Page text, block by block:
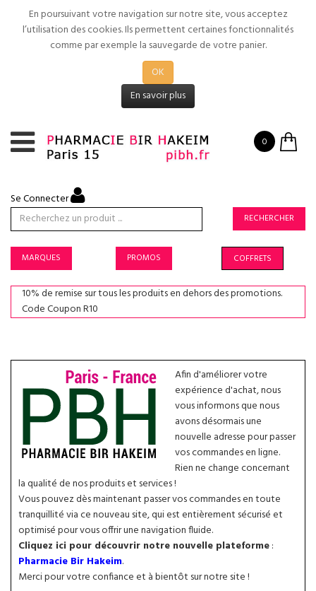
En poursuivant votre navigation sur notre site, vous acceptez
l’utilisation des cookies. Ils permettent certaines fonctionnalités
comme par exemple la sauvegarde de votre panier.
OK
En savoir plus
0
Se Connecter
RECHERCHER
MARQUES PROMOS COFFRETS
10% de remise sur tous les produits en dehors des promotions.
Code Coupon R10
Afin d'améliorer votre
expérience d'achat, nous
vous informons que nous
avons désormais une
nouvelle adresse pour passer
vos commandes en ligne.
Rien ne change concernant
la qualité de nos produits et services !
Vous pouvez dès maintenant passer vos commandes en toute
tranquillité via ce nouveau site, qui est entièrement sécurisé et
optimisé pour vous offrir une navigation fluide.
Cliquez ici pour découvrir notre nouvelle plateforme:
Pharmacie Bir Hakeim.
Merci pour votre confiance et à bientôt sur notre site !